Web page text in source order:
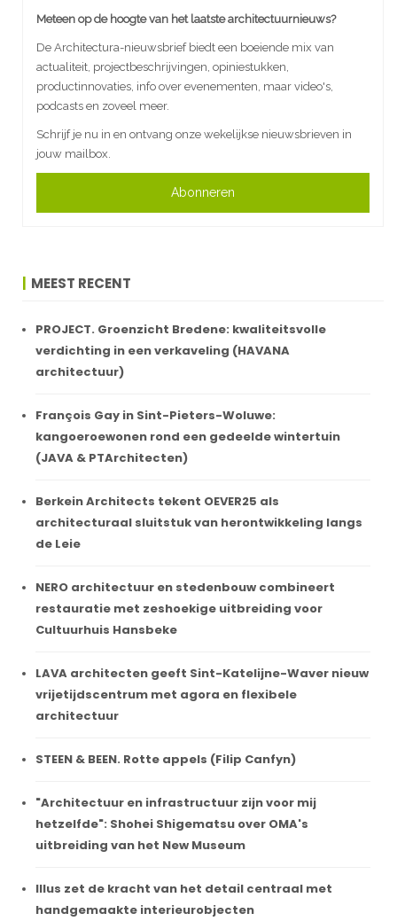
Meteen op de hoogte van het laatste architectuurnieuws?
De Architectura-nieuwsbrief biedt een boeiende mix van
actualiteit, projectbeschrijvingen, opiniestukken,
productinnovaties, info over evenementen, maar video's,
podcasts en zoveel meer.
Schrijf je nu in en ontvang onze wekelijkse nieuwsbrieven in
jouw mailbox.
Abonneren
MEEST RECENT
PROJECT. Groenzicht Bredene: kwaliteitsvolle
verdichting in een verkaveling (HAVANA
architectuur)
François Gay in Sint-Pieters-Woluwe:
kangoeroewonen rond een gedeelde wintertuin
(JAVA & PTArchitecten)
Berkein Architects tekent OEVER25 als
architecturaal sluitstuk van herontwikkeling langs
de Leie
NERO architectuur en stedenbouw combineert
restauratie met zeshoekige uitbreiding voor
Cultuurhuis Hansbeke
LAVA architecten geeft Sint-Katelijne-Waver nieuw
vrijetijdscentrum met agora en flexibele
architectuur
STEEN & BEEN. Rotte appels (Filip Canfyn)
"Architectuur en infrastructuur zijn voor mij
hetzelfde": Shohei Shigematsu over OMA's
uitbreiding van het New Museum
Illus zet de kracht van het detail centraal met
handgemaakte interieurobjecten